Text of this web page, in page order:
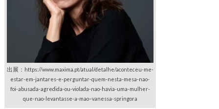
出展： https://www.maxima.pt/atual/detalhe/aconteceu-me-
estar-em-jantares-e-perguntar-quem-nesta-mesa-nao-
foi-abusada-agredida-ou-violada-nao-havia-uma-mulher-
que-nao-levantasse-a-mao–vanessa-springora